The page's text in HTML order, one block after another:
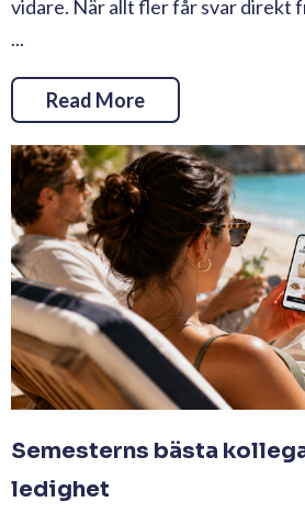
vidare. När allt fler får svar direkt
...
Read More
Semesterns bästa
ledighet